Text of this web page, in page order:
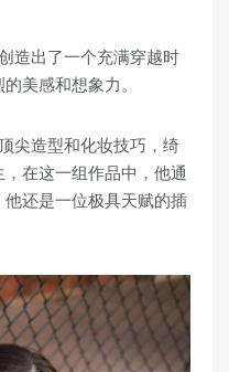
造出了一个充满穿越时
美感和想象力。
尖造型和化妆技巧，绮
在这一组作品中，他通
还是一位极具天赋的插